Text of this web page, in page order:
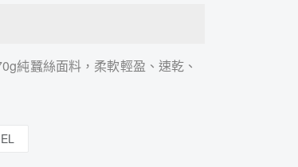
純蠶絲面料，柔軟輕盈、速乾、